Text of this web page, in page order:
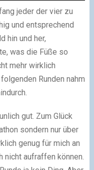
jeder der vier zu
und entsprechend
hin und her,
was die Füße so
mehr wirklich
Runden nahm
gut. Zum Glück
sondern nur über
genug für mich an
nicht aufraffen können.